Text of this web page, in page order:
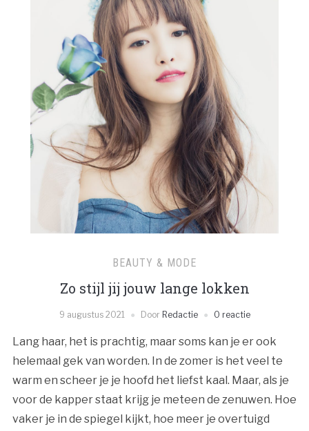
BEAUTY & MODE
Zo stijl jij jouw lange lokken
9 augustus 2021 Door Redactie 0 reactie
Lang haar, het is prachtig, maar soms kan je er ook
helemaal gek van worden. In de zomer is het veel te
warm en scheer je je hoofd het liefst kaal. Maar, als je
voor de kapper staat krijg je meteen de zenuwen. Hoe
vaker je in de spiegel kijkt, hoe meer je overtuigd